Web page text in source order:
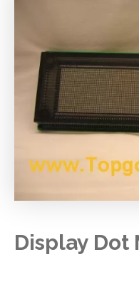
Display Dot